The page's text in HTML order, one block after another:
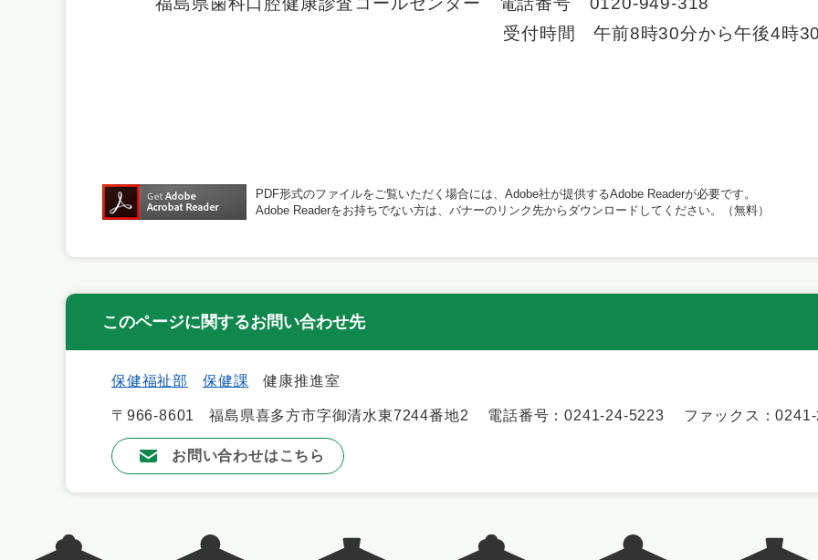
受付時間 午前8時30分から午後4時30分まで（
PDF形式のファイルをご覧いただく場合には、Adobe社が提供するAdobe Readerが必要です。
Adobe Readerをお持ちでない方は、バナーのリンク先からダウンロードしてください。（無料）
このページに関するお問い合わせ先
保健福祉部 保健課 健康推進室
〒966-8601 福島県喜多方市字御清水東7244番地2 電話番号：0241-24-5223 ファックス：
お問い合わせはこちら